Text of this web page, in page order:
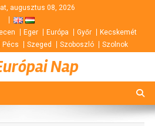
augusztus 08, 2026
Eger Európa Győr
Kecskemét
Pécs Szeged Szoboszló Szolnok
Nap